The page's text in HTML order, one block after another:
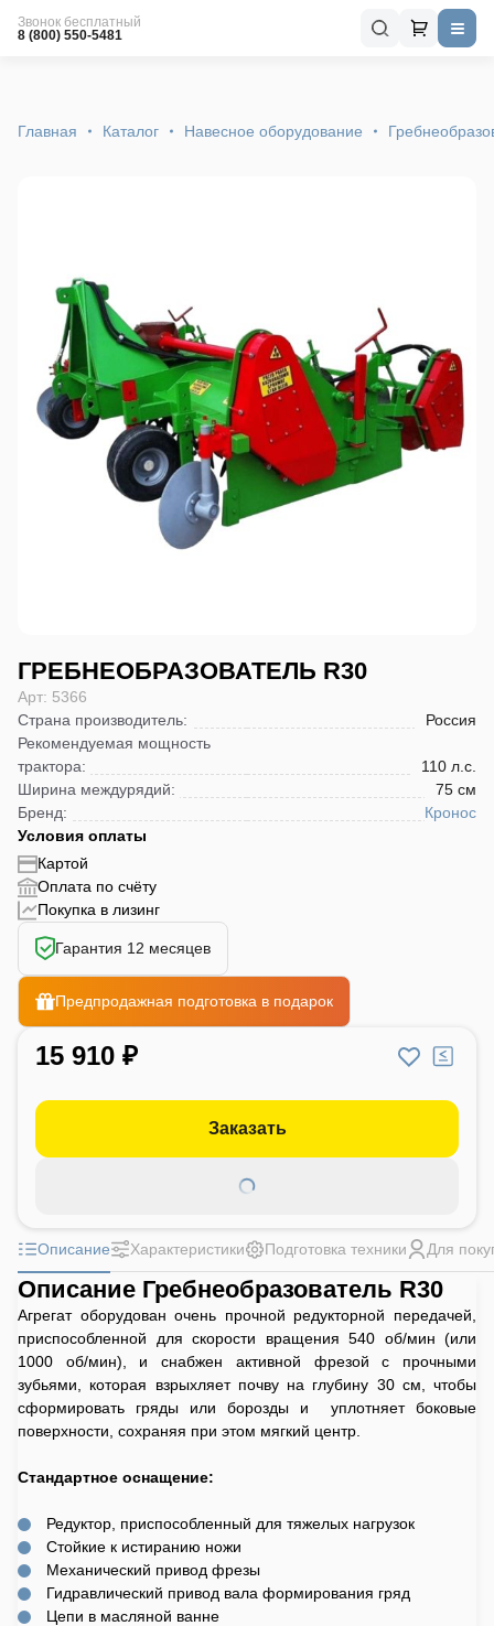
Звонок бесплатный
8 (800) 550-5481
Главная Каталог Навесное оборудование
ГРЕБНЕОБРАЗОВАТЕЛЬ R30
Арт: 5366
Страна производитель:
Россия
Рекомендуемая мощность
трактора:
110 л.с.
Ширина междурядий:
75 см
Бренд:
Кронос
Условия оплаты
Картой
Оплата по счёту
Покупка в лизинг
Гарантия 12 месяцев
Предпродажная подготовка в подарок
15 910 ₽
Заказать
Описание Характеристики Подготовка техники Для
Описание Гребнеобразователь R30
Агрегат оборудован очень прочной редукторной передачей,
приспособленной для скорости вращения 540 об/мин (или
1000 об/мин), и снабжен активной фрезой с прочными
зубьями, которая взрыхляет почву на глубину 30 см, чтобы
сформировать гряды или борозды и уплотняет боковые
поверхности, сохраняя при этом мягкий центр.
Стандартное оснащение:
Редуктор, приспособленный для тяжелых нагрузок
Стойкие к истиранию ножи
Механический привод фрезы
Гидравлический привод вала формирования гряд
Цепи в масляной ванне